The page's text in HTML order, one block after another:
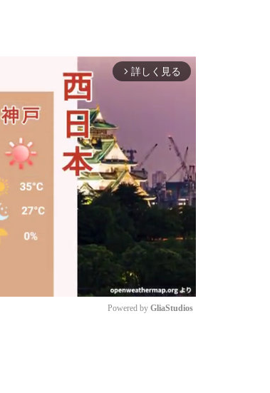
arrow_forward_ios 詳しく見る
Powered by GliaStudios